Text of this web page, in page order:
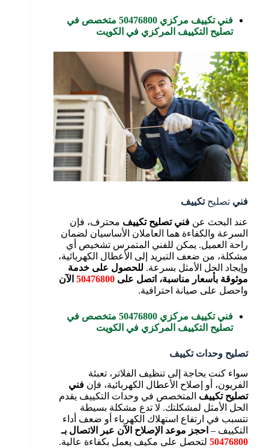
فني تكييف مركزي 50476800 متخصص في
تصليح التكييف المركزي في الكويت
فني تصليح تكييف
عند البحث عن فني تصليح تكييف محترف، فإن
السرعة والكفاءة هما العاملان الأساسيان لضمان
راحة العميل. يمكن للفني المتمرس تشخيص أي
مشكلة، من ضعف التبريد إلى الأعطال الكهربائية،
وإيجاد الحل الأمثل بسرعة. للحصول على خدمة
موثوقة بأسعار مناسبة، اتصل على 50476800 الآن
واحصل على صيانة احترافية.
فني تكييف مركزي 50476800 متخصص في
تصليح التكييف المركزي في الكويت
تصليح وحدات تكييف
سواء كنت بحاجة إلى تنظيف الفلاتر، تعبئة
الفريون، أو إصلاح الأعطال الكهربائية، فإن فني
تصليح تكييف المتخصص في وحدات التكييف يقدم
الحل الأمثل لمشكلتك. لا تدع مشكلة بسيطة
تتسبب في ارتفاع استهلاك الكهرباء أو ضعف أداء
التكييف – احجز موعد الإصلاح الآن عبر الاتصال بـ
50476800 لتحصل على مكيف يعمل بكفاءة عالية.